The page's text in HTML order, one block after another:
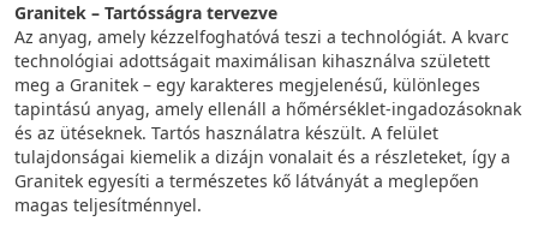
Granitek – Tartósságra tervezve
Az anyag, amely kézzelfoghatóvá teszi a technológiát. A kvarc
technológiai adottságait maximálisan kihasználva született
meg a Granitek – egy karakteres megjelenésű, különleges
tapintású anyag, amely ellenáll a hőmérséklet-ingadozásoknak
és az ütéseknek. Tartós használatra készült. A felület
tulajdonságai kiemelik a dizájn vonalait és a részleteket, így a
Granitek egyesíti a természetes kő látványát a meglepően
magas teljesítménnyel.